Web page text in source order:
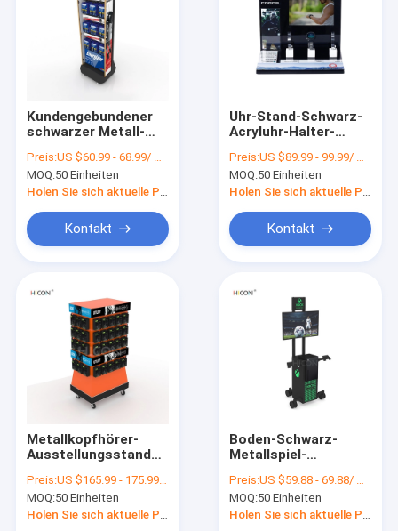
Kundengebundener
schwarzer Metall-
Ausstellungsstand
mit Haken
Preis:US $60.99 - 68.99/ Piece
MOQ:50 Einheiten
Kontakt
Uhr-Stand-Schwarz-
Acryluhr-Halter-
LCD-Spieler-3
Preis:US $89.99 - 99.99/ Piece
MOQ:50 Einheiten
Kontakt
Metallkopfhörer-
Ausstellungsstand
Boden-4-Sided
orange für Verkauf
Preis:US $165.99 - 175.99/ Piece
MOQ:50 Einheiten
Holen Sie sich aktuelle Preis
Boden-Schwarz-
Metallspiel-
Stand mit
leuchtendem Logo
Preis:US $59.88 - 69.88/ Piece
MOQ:50 Einheiten
Holen Sie sich aktuelle Preis